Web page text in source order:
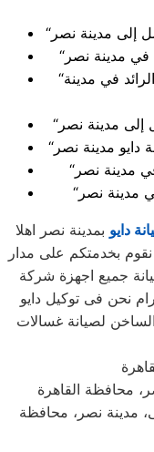
“تمتع بأفضل الخدمات: مركز صيانة دايو الرائد في مدينة
دايو بمدينة نصر اهلا
بخدمتكم على مدار
جميع اجهزة شركة
نحن فى توكيل دايو
لصيانة غسالات
محافظة القاهرة
مدينة نصر، محافظة